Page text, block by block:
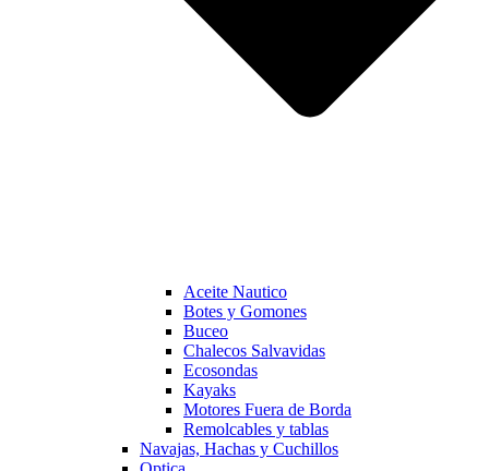
Aceite Nautico
Botes y Gomones
Buceo
Chalecos Salvavidas
Ecosondas
Kayaks
Motores Fuera de Borda
Remolcables y tablas
Navajas, Hachas y Cuchillos